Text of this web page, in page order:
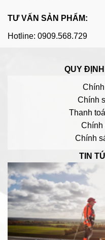
TƯ VẤN SẢN PHẨM:
Hotline: 0909.568.729
QUY
Chính
Thanh
Chính
Chính
TIN